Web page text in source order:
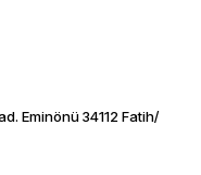
Eminönü 34112 Fatih/